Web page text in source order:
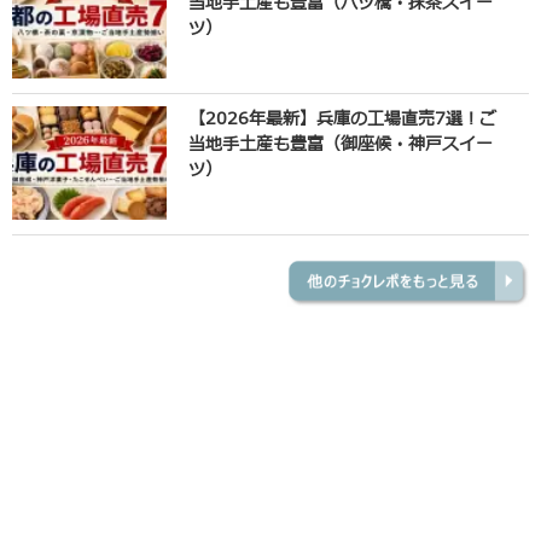
ツ）
【2026年最新】兵庫の工場直売7選！ご
当地手土産も豊富（御座候・神戸スイー
ツ）